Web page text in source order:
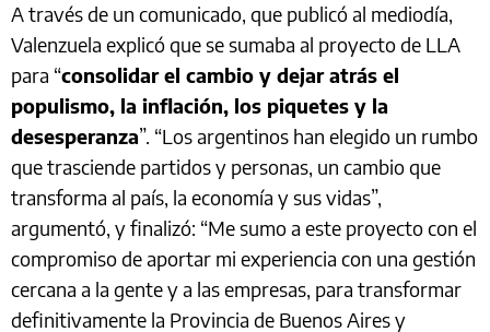
A través de un comunicado, que publicó al mediodía,
Valenzuela explicó que se sumaba al proyecto de LLA
para “consolidar el cambio y dejar atrás el
populismo, la inflación, los piquetes y la
desesperanza”. “Los argentinos han elegido un rumbo
que trasciende partidos y personas, un cambio que
transforma al país, la economía y sus vidas”,
argumentó, y finalizó: “Me sumo a este proyecto con el
compromiso de aportar mi experiencia con una gestión
cercana a la gente y a las empresas, para transformar
definitivamente la Provincia de Buenos Aires y